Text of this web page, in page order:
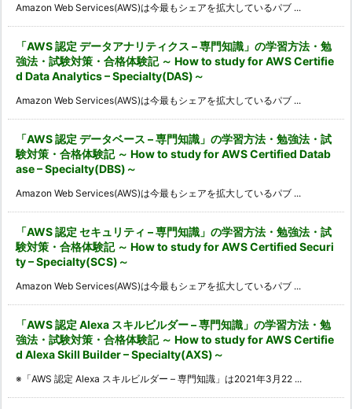
Amazon Web Services(AWS)は今最もシェアを拡大しているパブ ...
「AWS 認定 データアナリティクス – 専門知識」の学習方法・勉
強法・試験対策・合格体験記 ～ How to study for AWS Certifie
d Data Analytics – Specialty(DAS)～
Amazon Web Services(AWS)は今最もシェアを拡大しているパブ ...
「AWS 認定 データベース – 専門知識」の学習方法・勉強法・試
験対策・合格体験記 ～ How to study for AWS Certified Datab
ase – Specialty(DBS)～
Amazon Web Services(AWS)は今最もシェアを拡大しているパブ ...
「AWS 認定 セキュリティ – 専門知識」の学習方法・勉強法・試
験対策・合格体験記 ～ How to study for AWS Certified Securi
ty – Specialty(SCS)～
Amazon Web Services(AWS)は今最もシェアを拡大しているパブ ...
「AWS 認定 Alexa スキルビルダー – 専門知識」の学習方法・勉
強法・試験対策・合格体験記 ～ How to study for AWS Certifie
d Alexa Skill Builder – Specialty(AXS)～
※「AWS 認定 Alexa スキルビルダー – 専門知識」は2021年3月22 ...